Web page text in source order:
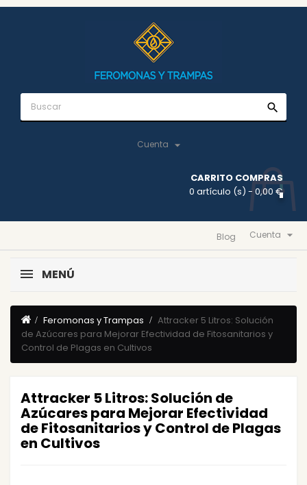
search
Cuenta 
CARRITO COMPRAS
0 artículo (s) - 0,00 €
Cuenta 
Blog
MENÚ
Feromonas y Trampas
Attracker 5 Litros: Solución
de Azúcares para Mejorar Efectividad de Fitosanitarios y
Control de Plagas en Cultivos
Attracker 5 Litros: Solución de
Azúcares para Mejorar Efectividad
de Fitosanitarios y Control de Plagas
en Cultivos